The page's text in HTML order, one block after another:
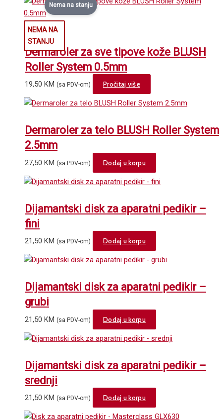
Nema na stanju
Dermaroler za sve tipove kože BLUSH
Roller System 0.5mm
19,50 KM (sa PDV-om) Pročitaj više
Dermaroler za telo BLUSH Roller System
2.5mm
27,50 KM (sa PDV-om) Dodaj u korpu
Dijamantski disk za aparatni pedikir –
fini
21,50 KM (sa PDV-om) Dodaj u korpu
Dijamantski disk za aparatni pedikir –
grubi
21,50 KM (sa PDV-om) Dodaj u korpu
Dijamantski disk za aparatni pedikir –
srednji
21,50 KM (sa PDV-om) Dodaj u korpu